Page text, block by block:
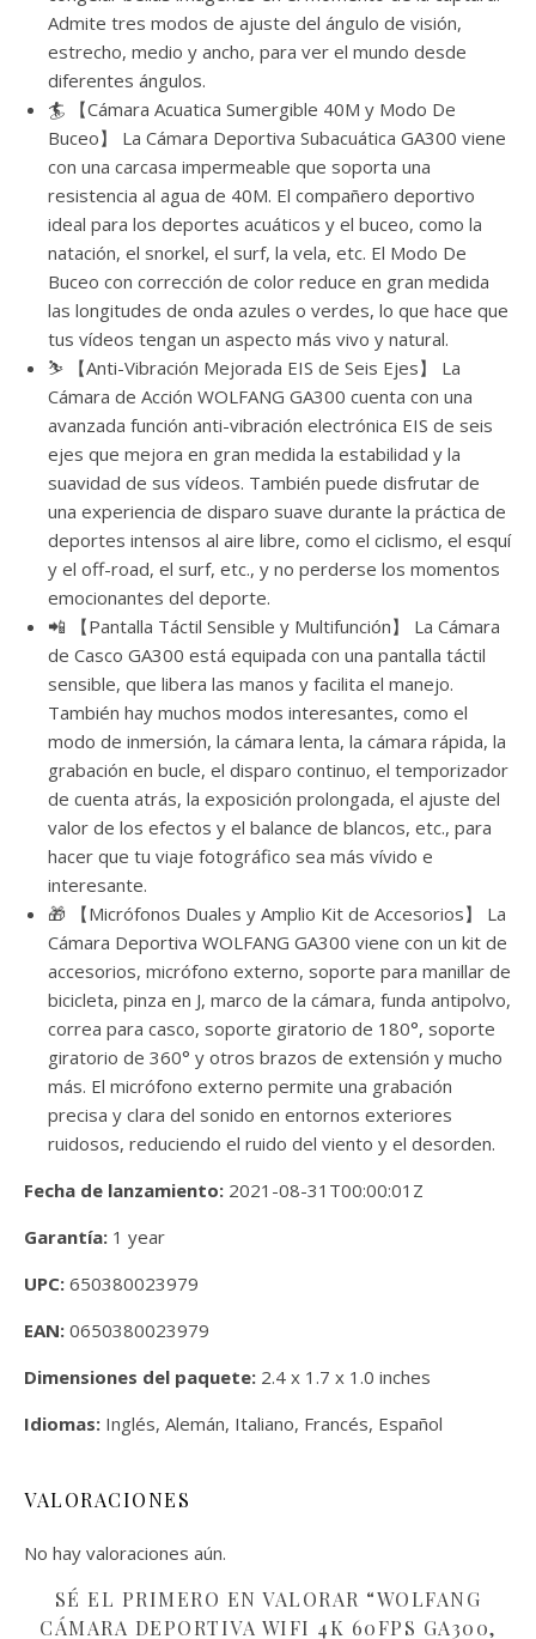
Admite tres modos de ajuste del ángulo de visión,
estrecho, medio y ancho, para ver el mundo desde
diferentes ángulos.
🏄 【Cámara Acuatica Sumergible 40M y Modo De
Buceo】 La Cámara Deportiva Subacuática GA300 viene
con una carcasa impermeable que soporta una
resistencia al agua de 40M. El compañero deportivo
ideal para los deportes acuáticos y el buceo, como la
natación, el snorkel, el surf, la vela, etc. El Modo De
Buceo con corrección de color reduce en gran medida
las longitudes de onda azules o verdes, lo que hace que
tus vídeos tengan un aspecto más vivo y natural.
⛷️ 【Anti-Vibración Mejorada EIS de Seis Ejes】 La
Cámara de Acción WOLFANG GA300 cuenta con una
avanzada función anti-vibración electrónica EIS de seis
ejes que mejora en gran medida la estabilidad y la
suavidad de sus vídeos. También puede disfrutar de
una experiencia de disparo suave durante la práctica de
deportes intensos al aire libre, como el ciclismo, el esquí
y el off-road, el surf, etc., y no perderse los momentos
emocionantes del deporte.
📲 【Pantalla Táctil Sensible y Multifunción】 La Cámara
de Casco GA300 está equipada con una pantalla táctil
sensible, que libera las manos y facilita el manejo.
También hay muchos modos interesantes, como el
modo de inmersión, la cámara lenta, la cámara rápida, la
grabación en bucle, el disparo continuo, el temporizador
de cuenta atrás, la exposición prolongada, el ajuste del
valor de los efectos y el balance de blancos, etc., para
hacer que tu viaje fotográfico sea más vívido e
interesante.
🎁 【Micrófonos Duales y Amplio Kit de Accesorios】 La
Cámara Deportiva WOLFANG GA300 viene con un kit de
accesorios, micrófono externo, soporte para manillar de
bicicleta, pinza en J, marco de la cámara, funda antipolvo,
correa para casco, soporte giratorio de 180°, soporte
giratorio de 360° y otros brazos de extensión y mucho
más. El micrófono externo permite una grabación
precisa y clara del sonido en entornos exteriores
ruidosos, reduciendo el ruido del viento y el desorden.
Fecha de lanzamiento: 2021-08-31T00:00:01Z
Garantía: 1 year
UPC: 650380023979
EAN: 0650380023979
Dimensiones del paquete: 2.4 x 1.7 x 1.0 inches
Idiomas: Inglés, Alemán, Italiano, Francés, Español
VALORACIONES
No hay valoraciones aún.
SÉ EL PRIMERO EN VALORAR “WOLFANG
CÁMARA DEPORTIVA WIFI 4K 60FPS GA300,